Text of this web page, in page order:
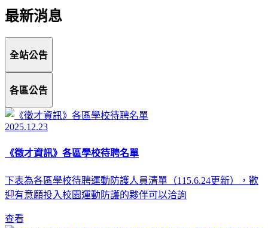
最新消息
全站公告
各區公告
2025.12.23
《徵才資訊》各區學校待聘名單
下表為各區學校待聘運動防護人員清單（115.6.24更新），歡
迎有意願投入校園運動防護的夥伴可以洽詢
查看